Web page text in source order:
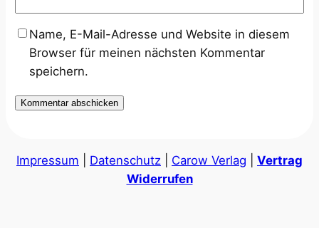
Name, E-Mail-Adresse und Website in diesem
Browser für meinen nächsten Kommentar
speichern.
Impressum Datenschutz Carow Verlag
Vertrag
Widerrufen